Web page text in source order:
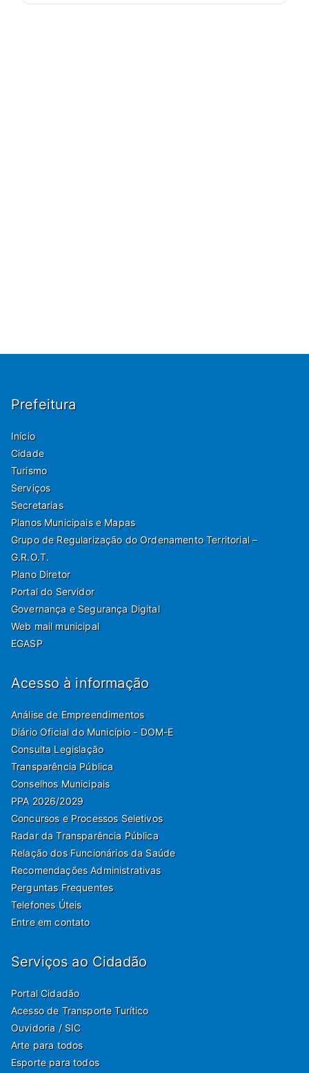
Prefeitura
Início
Cidade
Turismo
Serviços
Secretarias
Planos Municipais e Mapas
Grupo de Regularização do Ordenamento Territorial –
G.R.O.T.
Plano Diretor
Portal do Servidor
Governança e Segurança Digital
Web mail municipal
EGASP
Acesso à informação
Análise de Empreendimentos
Diário Oficial do Município - DOM-E
Consulta Legislação
Transparência Pública
Conselhos Municipais
PPA 2026/2029
Concursos e Processos Seletivos
Radar da Transparência Pública
Relação dos Funcionários da Saúde
Recomendações Administrativas
Perguntas Frequentes
Telefones Úteis
Entre em contato
Serviços ao Cidadão
Portal Cidadão
Acesso de Transporte Turítico
Ouvidoria / SIC
Arte para todos
Esporte para todos